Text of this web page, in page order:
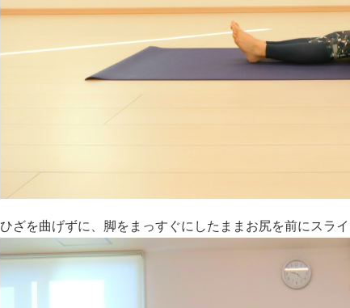
ひざを曲げずに、脚をまっすぐにしたままお尻を前にスラ